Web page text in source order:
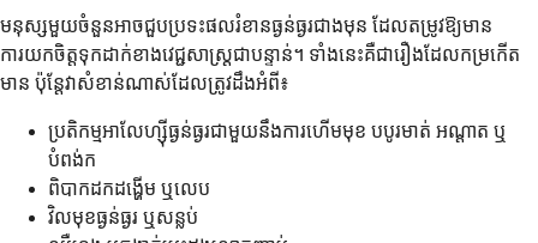
មនុស្សមួយចំនួនអាចជួបប្រទះផលរំខានធ្ងន់ធ្ងរជាងមុន ដែលតម្រូវឱ្យមាន
ការយកចិត្តទុកដាក់ខាងវេជ្ជសាស្ត្រជាបន្ទាន់។ ទាំងនេះគឺជារឿងដែលកម្រកើត
មាន ប៉ុន្តែវាសំខាន់ណាស់ដែលត្រូវដឹងអំពី៖
ប្រតិកម្មអាលែហ្ស៊ីធ្ងន់ធ្ងរជាមួយនឹងការហើមមុខ បបូរមាត់ អណ្តាត ឬ
បំពង់ក
ពិបាកដកដង្ហើម ឬលេប
វិលមុខធ្ងន់ធ្ងរ ឬសន្លប់